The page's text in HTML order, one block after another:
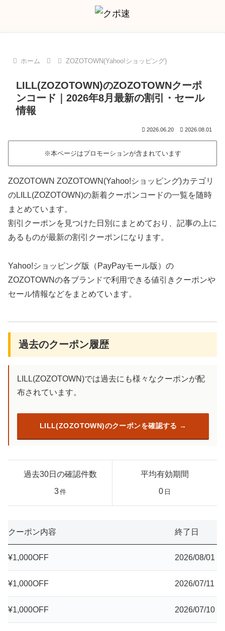
ホーム ZOZOTOWN(Yahoo!ショッピング)
LILL(ZOZOTOWN)のZOZOTOWNクーポ
ンコード｜2026年8月最新の割引・セール
情報
2026.06.20 2026.08.01
※本ページはプロモーションが含まれています
ZOZOTOWN ZOZOTOWN(Yahoo!ショッピング)カテゴリ
のLILL(ZOZOTOWN)の新着クーポンコードの一覧を随時
まとめています。
割引クーポンを見つけた日別にまとめており、記事の上に
あるものが最新の割引クーポンになります。
Yahoo!ショッピング版（PayPayモール版）の
ZOZOTOWNの各ブランドで利用できる値引きクーポンや
セール情報などをまとめています。
過去のクーポン履歴
LILL(ZOZOTOWN)では過去にも様々なクーポンが配
布されています。
LILL(ZOZOTOWN)のクーポンを確認する
過去30日の確認件数
3件
平均有効期間
0 日
クーポン内容 終了日
¥1,000OFF 2026/08/01
¥1,000OFF 2026/07/11
¥1,000OFF 2026/07/10